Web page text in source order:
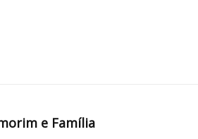
e Família